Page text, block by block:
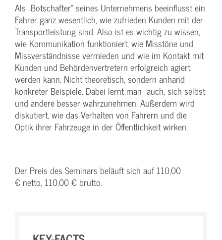
Als „Botschafter“ seines Unternehmens beeinflusst ein
Fahrer ganz wesentlich, wie zufrieden Kunden mit der
Transportleistung sind. Also ist es wichtig zu wissen,
wie Kommunikation funktioniert, wie Misstöne und
Missverständnisse vermieden und wie im Kontakt mit
Kunden und Behördenvertretern erfolgreich agiert
werden kann. Nicht theoretisch, sondern anhand
konkreter Beispiele. Dabei lernt man auch, sich selbst
und andere besser wahrzunehmen. Außerdem wird
diskutiert, wie das Verhalten von Fahrern und die
Optik ihrer Fahrzeuge in der Öffentlichkeit wirken.
Der Preis des Seminars beläuft sich auf 110,00
€ netto, 110,00 € brutto.